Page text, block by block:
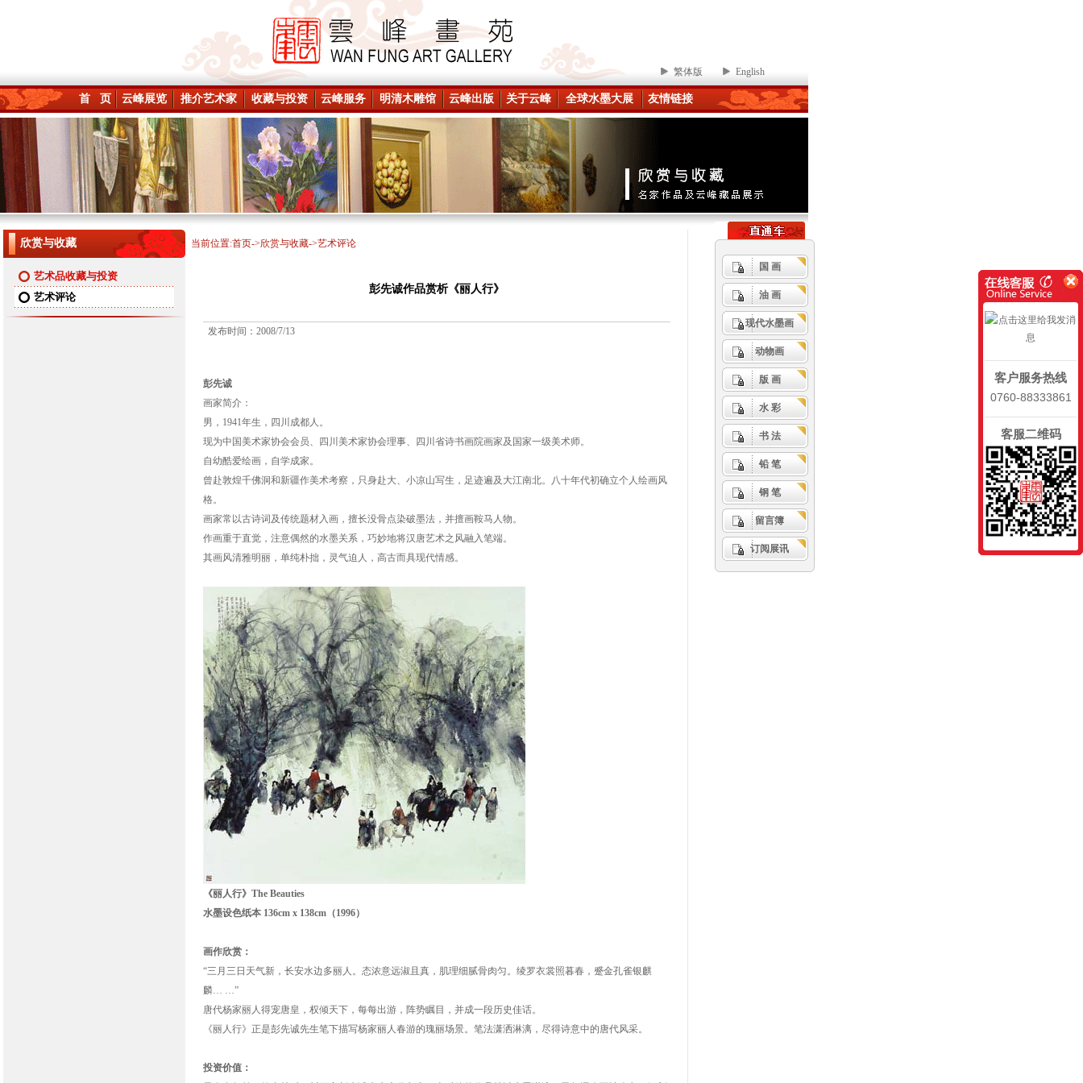
繁体版 English
首 页 云峰展览 推介艺术家 收藏与投资 云峰服务 明清木雕馆 云峰出版 关于云峰 全球水墨大展 友情链接
欣赏与收藏
艺术品收藏与投资
艺术评论
当前位置:首页->欣赏与收藏->艺术评论
彭先诚作品赏析《丽人行》
发布时间：2008/7/13
彭先诚
画家简介：
男，1941年生，四川成都人。
现为中国美术家协会会员、四川美术家协会理事、四川省诗书画院画家及国家一级美术师。
自幼酷爱绘画，自学成家。
曾赴敦煌千佛洞和新疆作美术考察，只身赴大、小凉山写生，足迹遍及大江南北。八十年代初确立个人绘画风
格。
画家常以古诗词及传统题材入画，擅长没骨点染破墨法，并擅画鞍马人物。
作画重于直觉，注意偶然的水墨关系，巧妙地将汉唐艺术之风融入笔端。
其画风清雅明丽，单纯朴拙，灵气迫人，高古而具现代情感。
《丽人行》The Beauties
水墨设色纸本 136cm x 138cm（1996）
画作欣赏：
“三月三日天气新，长安水边多丽人。态浓意远淑且真，肌理细腻骨肉匀。绫罗衣裳照暮春，蹙金孔雀银麒
麟… …”
唐代杨家丽人得宠唐皇，权倾天下，每每出游，阵势瞩目，并成一段历史佳话。
《丽人行》正是彭先诚先生笔下描写杨家丽人春游的瑰丽场景。笔法潇洒淋漓，尽得诗意中的唐代风采。
投资价值：
国 画
油 画
现代水墨画
动物画
版 画
水 彩
书 法
铅 笔
钢 笔
留言簿
订阅展讯
客户服务热线
0760-88333861
客服二维码